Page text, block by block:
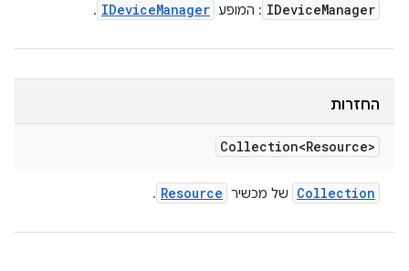
IDeviceManager : המופע IDeviceManager
.
החזרות
Collection<Resource>
Collection של מכשיר Resource
.